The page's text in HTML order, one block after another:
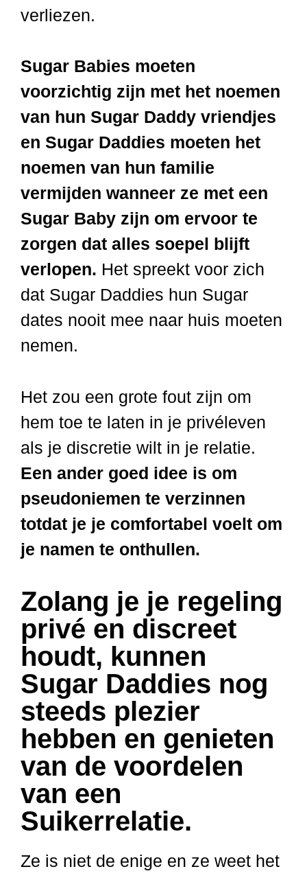
verliezen.
Sugar Babies moeten
voorzichtig zijn met het noemen
van hun Sugar Daddy vriendjes
en Sugar Daddies moeten het
noemen van hun familie
vermijden wanneer ze met een
Sugar Baby zijn om ervoor te
zorgen dat alles soepel blijft
verlopen. Het spreekt voor zich
dat Sugar Daddies hun Sugar
dates nooit mee naar huis moeten
nemen.
Het zou een grote fout zijn om
hem toe te laten in je privéleven
als je discretie wilt in je relatie.
Een ander goed idee is om
pseudoniemen te verzinnen
totdat je je comfortabel voelt om
je namen te onthullen.
Zolang je je regeling
privé en discreet
houdt, kunnen
Sugar Daddies nog
steeds plezier
hebben en genieten
van de voordelen
van een
Suikerrelatie.
Ze is niet de enige en ze weet het
German
Spanish